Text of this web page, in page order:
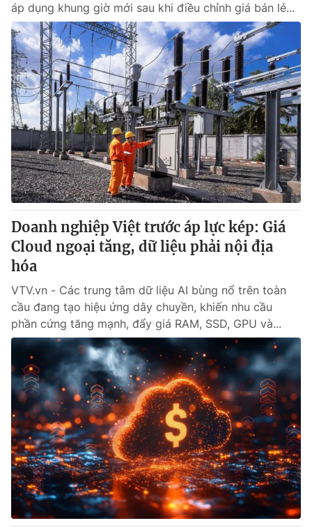
áp dụng khung giờ mới sau khi điều chỉnh giá bán lẻ...
Doanh nghiệp Việt trước áp lực kép: Giá
Cloud ngoại tăng, dữ liệu phải nội địa
hóa
VTV.vn - Các trung tâm dữ liệu AI bùng nổ trên toàn
cầu đang tạo hiệu ứng dây chuyền, khiến nhu cầu
phần cứng tăng mạnh, đẩy giá RAM, SSD, GPU và...